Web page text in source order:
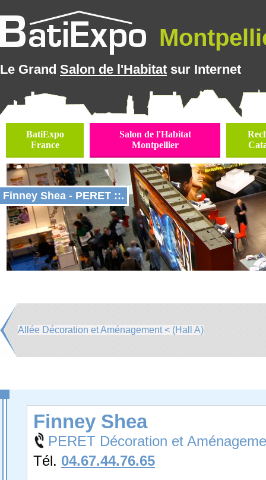
Le Grand Salon de l'Habitat sur Internet
BatiExpo
France
Salon de l'Habitat
Montpellier
Finney Shea - PERET ::.
Allée Décoration et Aménagement < (Hall A)
Finney Shea
PERET Décoration et
Tél. 04.67.44.76.65